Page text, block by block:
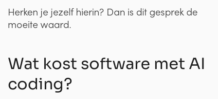
Herken je jezelf hierin? Dan is dit gesprek de
moeite waard.
Wat kost software met AI
coding?